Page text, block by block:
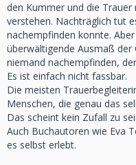
den Kummer und die
verstehen. Nachträglich tut
nachempfinden konnte.
überwältigende Ausmaß der
niemand nachempfinden,
Es ist einfach nicht fassbar.
Die meisten
Menschen, die genau das
Das scheint kein Zufall zu
Auch Buchautoren wie Eva
es selbst erlebt.